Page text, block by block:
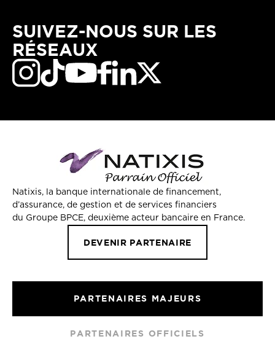
SUIVEZ-NOUS SUR LES
RÉSEAUX
Natixis, la banque internationale de financement,
d’assurance, de gestion et de services financiers
du Groupe BPCE, deuxième acteur bancaire en France.
DEVENIR PARTENAIRE
PARTENAIRES MAJEURS
PARTENAIRES OFFICIELS